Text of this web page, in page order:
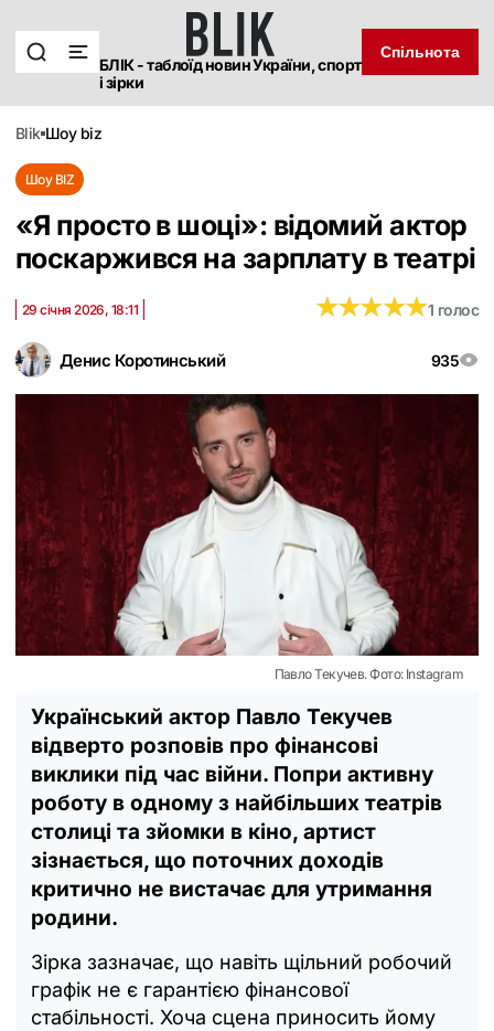
БЛІК - таблоїд новин України, спорт
і зірки
Спільнота
blik шоу biz
Шоу BIZ
«Я просто в шоці»: відомий актор
поскаржився на зарплату в театрі
Денис Коротинський 935
29 січня 2026, 18:11 ★★★★★
★★★★★1 голос
Павло Текучев. Фото: Instagram
Український актор Павло Текучев
відверто розповів про фінансові
виклики під час війни. Попри активну
роботу в одному з найбільших театрів
столиці та зйомки в кіно, артист
зізнається, що поточних доходів
критично не вистачає для утримання
родини.
Зірка зазначає, що навіть щільний робочий
графік не є гарантією фінансової
стабільності. Хоча сцена приносить йому